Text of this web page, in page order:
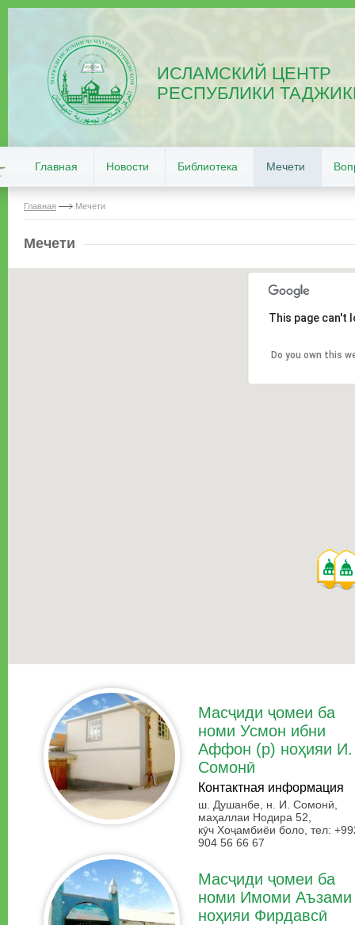
ИСЛАМСКИЙ ЦЕНТР
РЕСПУБЛИКИ
Главная Новости Библиотека Мечети
Главная Мечети
Мечети
This page can't
Do you own this
Масҷиди ҷомеи ба
номи Усмон ибни
Аффон (р) ноҳияи И.
Сомонӣ
Контактная информация
ш. Душанбе, н. И. Сомонӣ,
маҳаллаи Нодира 52,
кӯч Хоҷамбиёи боло, тел:
904 56 66 67
Масҷиди ҷомеи ба
номи Имоми Аъзами
ноҳияи Фирдавсӣ